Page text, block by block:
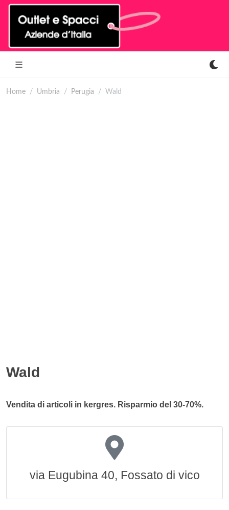
Home Umbria Perugia Wald
Wald
Vendita di articoli in kergres. Risparmio del 30-70%.
via Eugubina 40, Fossato di vico